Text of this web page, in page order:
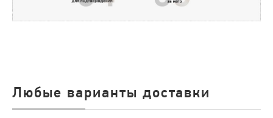
Любые варианты доставки